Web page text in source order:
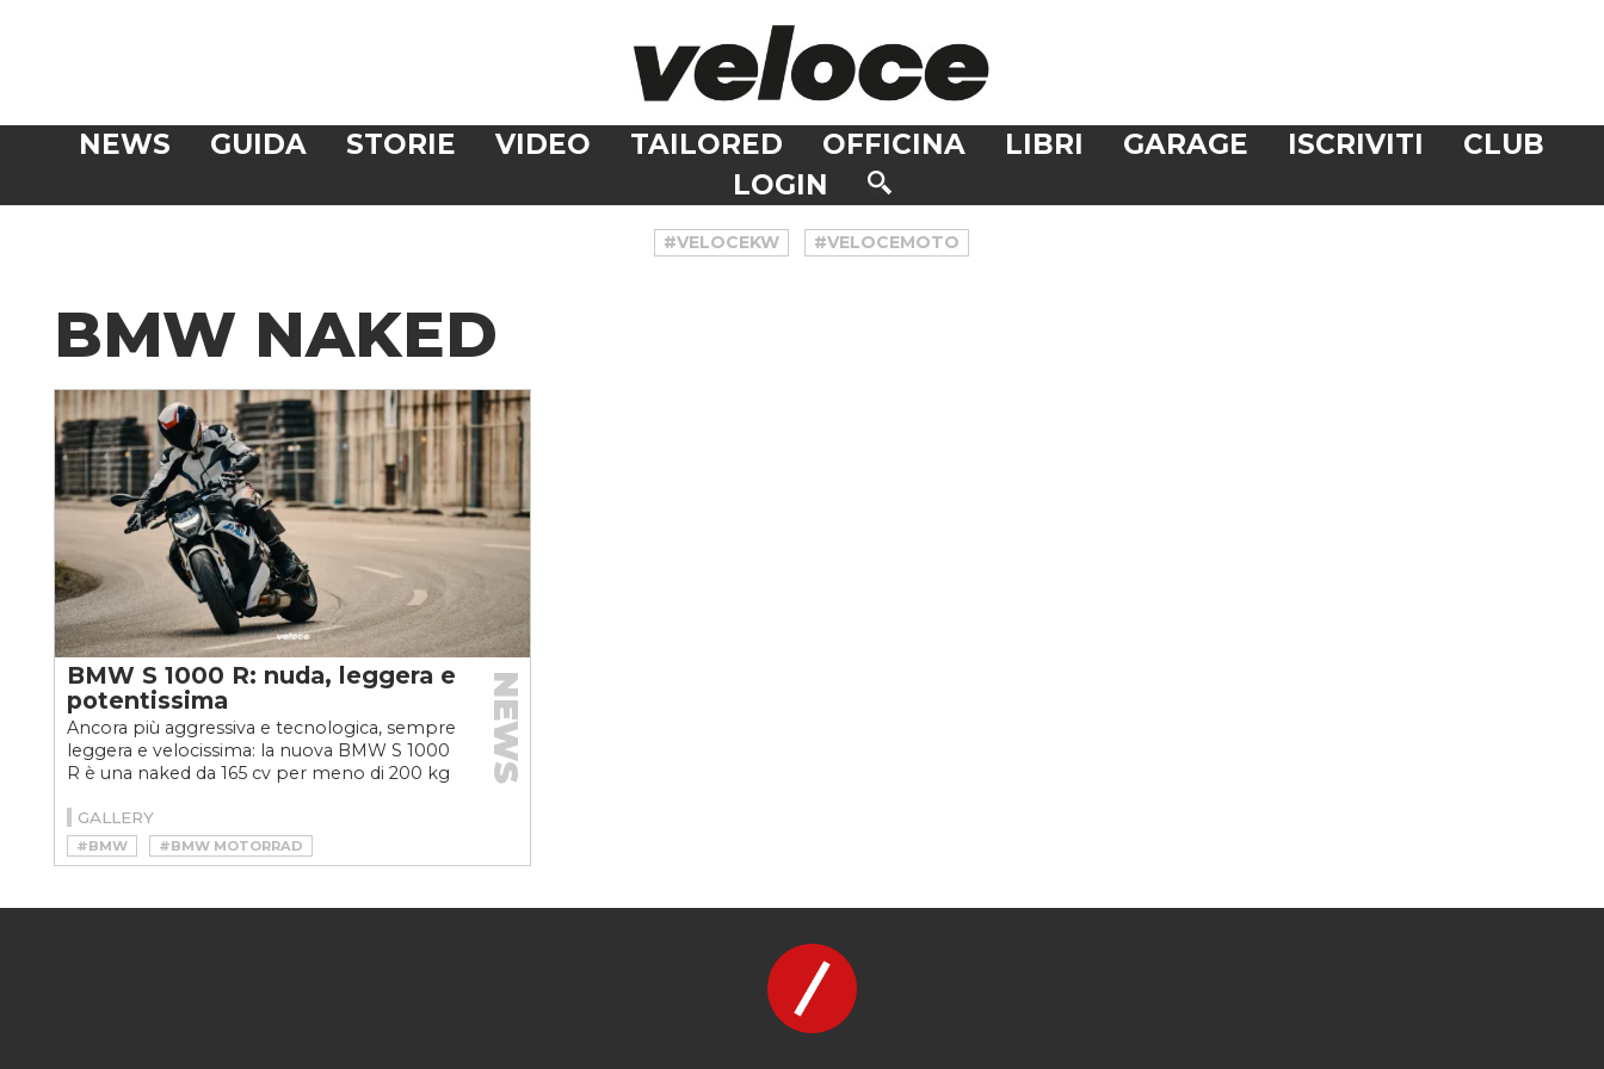
NEWS GUIDA STORIE VIDEO TAILORED OFFICINA LIBRI GARAGE ISCRIVITI
CLUB
LOGIN
#VELOCEKW #VELOCEMOTO
BMW NAKED
BMW S 1000 R: nuda, leggera e
potentissima
Ancora più aggressiva e tecnologica, sempre
leggera e velocissima: la nuova BMW S 1000
R è una naked da 165 cv per meno di 200 kg
NEWS
GALLERY
#BMW
#BMW MOTORRAD
#BMW NAKED
#BMW S 1000 R